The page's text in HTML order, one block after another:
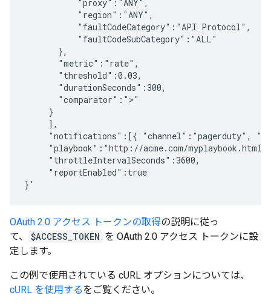
           "proxy":"ANY",
           "region":"ANY",
           "faultCodeCategory":"API Protocol",
           "faultCodeSubCategory":"ALL"
       },
       "metric":"rate",
       "threshold":0.03,
       "durationSeconds":300,
       "comparator":">"
     }
     ],
"notifications":[{ "channel":"pagerduty",
"playbook":"http://acme.com/
     "throttleIntervalSeconds":3600,
     "reportEnabled":true
OAuth 2.0 アクセス トークンの取得の説明に従っ
て、
$ACCESS_TOKEN を OAuth 2.0 アクセス トークンに設
定します。
この例で使用されている cURL オプションについては、
cURL を使用するをご覧ください。